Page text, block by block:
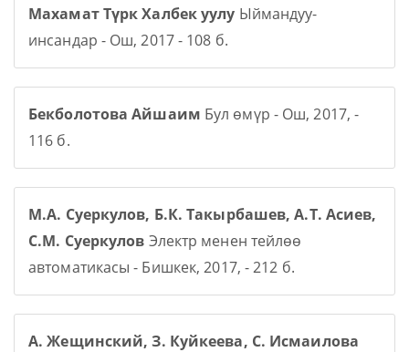
Махамат Түрк Халбек уулу Ыймандуу-
инсандар - Ош, 2017 - 108 б.
Бекболотова Айшаим Бул өмүр - Ош, 2017, -
116 б.
М.А. Суеркулов, Б.К. Такырбашев, А.Т. Асиев,
С.М. Суеркулов Электр менен тейлөө
автоматикасы - Бишкек, 2017, - 212 б.
А. Жещинский, З. Куйкеева, С. Исмаилова